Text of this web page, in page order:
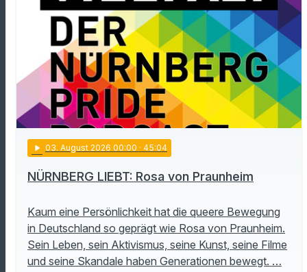
play_arrow 03. August 2026 00:00 · 45:04
NÜRNBERG LIEBT: Rosa von Praunheim
Kaum eine Persönlichkeit hat die queere Bewegung
in Deutschland so geprägt wie Rosa von Praunheim.
Sein Leben, sein Aktivismus, seine Kunst, seine Filme
und seine Skandale haben Generationen bewegt. …